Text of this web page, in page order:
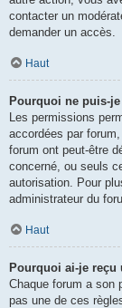
contacter un
demander un accès.
Haut
Pourquoi ne puis-
Les permissions
accordées par
forum ont peut-être
concerné, ou seuls
autorisation. Pour
administrateur du
Haut
Pourquoi ai-je reçu
Chaque forum a son
pas une de ces